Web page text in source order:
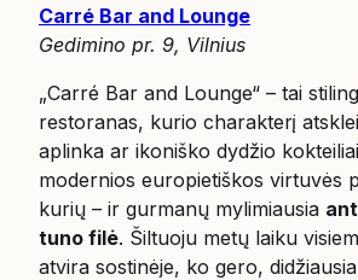
Carré Bar and Lounge
Gedimino pr. 9, Vilnius
„Carré Bar and Lounge“ – tai
restoranas, kurio charakterį
aplinka ar ikoniško dydžio
modernios europietiškos virtuvės
kurių – ir gurmanų mylimiausia
tuno filė. Šiltuoju metų laiku
atvira sostinėje, ko gero,